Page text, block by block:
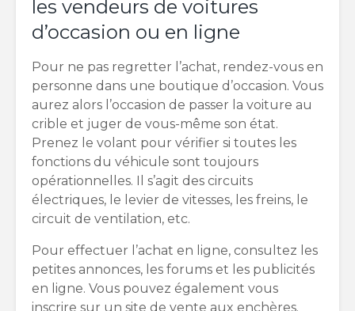
les vendeurs de voitures
d’occasion ou en ligne
Pour ne pas regretter l’achat, rendez-vous en
personne dans une boutique d’occasion. Vous
aurez alors l’occasion de passer la voiture au
crible et juger de vous-même son état.
Prenez le volant pour vérifier si toutes les
fonctions du véhicule sont toujours
opérationnelles. Il s’agit des circuits
électriques, le levier de vitesses, les freins, le
circuit de ventilation, etc.
Pour effectuer l’achat en ligne, consultez les
petites annonces, les forums et les publicités
en ligne. Vous pouvez également vous
inscrire sur un site de vente aux enchères.